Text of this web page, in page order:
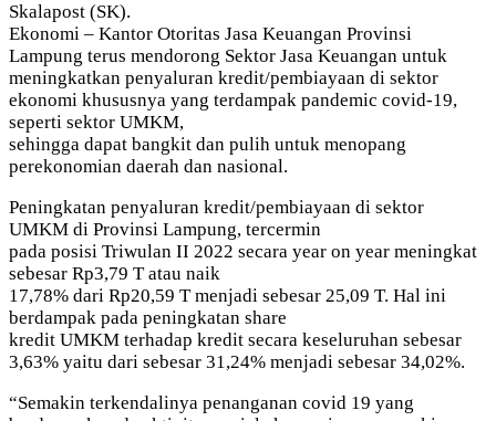
Skalapost (SK).
Ekonomi – Kantor Otoritas Jasa Keuangan Provinsi
Lampung terus mendorong Sektor Jasa Keuangan untuk
meningkatkan penyaluran kredit/pembiayaan di sektor
ekonomi khususnya yang terdampak pandemic covid-19,
seperti sektor UMKM,
sehingga dapat bangkit dan pulih untuk menopang
perekonomian daerah dan nasional.
Peningkatan penyaluran kredit/pembiayaan di sektor
UMKM di Provinsi Lampung, tercermin
pada posisi Triwulan II 2022 secara year on year meningkat
sebesar Rp3,79 T atau naik
17,78% dari Rp20,59 T menjadi sebesar 25,09 T. Hal ini
berdampak pada peningkatan share
kredit UMKM terhadap kredit secara keseluruhan sebesar
3,63% yaitu dari sebesar 31,24% menjadi sebesar 34,02%.
“Semakin terkendalinya penanganan covid 19 yang